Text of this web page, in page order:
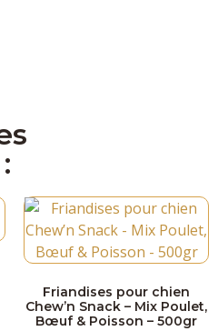
Friandises pour chien
Chew’n Snack – Mix Poulet,
Bœuf & Poisson – 500gr